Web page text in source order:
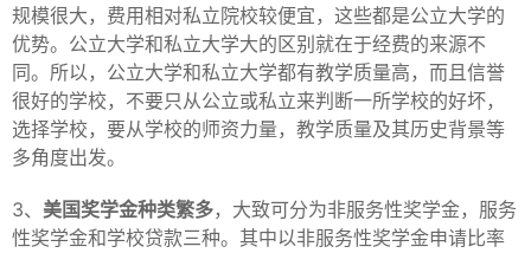
规模很大，费用相对私立院校较便宜，这些都是公立大学的
优势。公立大学和私立大学大的区别就在于经费的来源不
同。所以，公立大学和私立大学都有教学质量高，而且信誉
很好的学校，不要只从公立或私立来判断一所学校的好坏，
选择学校，要从学校的师资力量，教学质量及其历史背景等
多角度出发。
3、 美国奖学金种类繁多，大致可分为非服务性奖学金，服务
性奖学金和学校贷款三种。其中以非服务性奖学金申请比率